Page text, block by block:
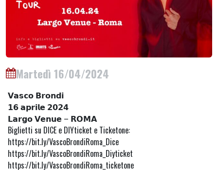
Martedì 16/04/2024
𝗩𝗮𝘀𝗰𝗼 𝗕𝗿𝗼𝗻𝗱𝗶
𝟭𝟲 𝗮𝗽𝗿𝗶𝗹𝗲 𝟮𝟬𝟮𝟰
𝗟𝗮𝗿𝗴𝗼 𝗩𝗲𝗻𝘂𝗲 – 𝗥𝗢𝗠𝗔
Biglietti su DICE e DIYticket e Ticketone:
https://bit.ly/VascoBrondiRoma_Dice
https://bit.ly/VascoBrondiRoma_Diyticket
https://bit.ly/VascoBrondiRoma_ticketone